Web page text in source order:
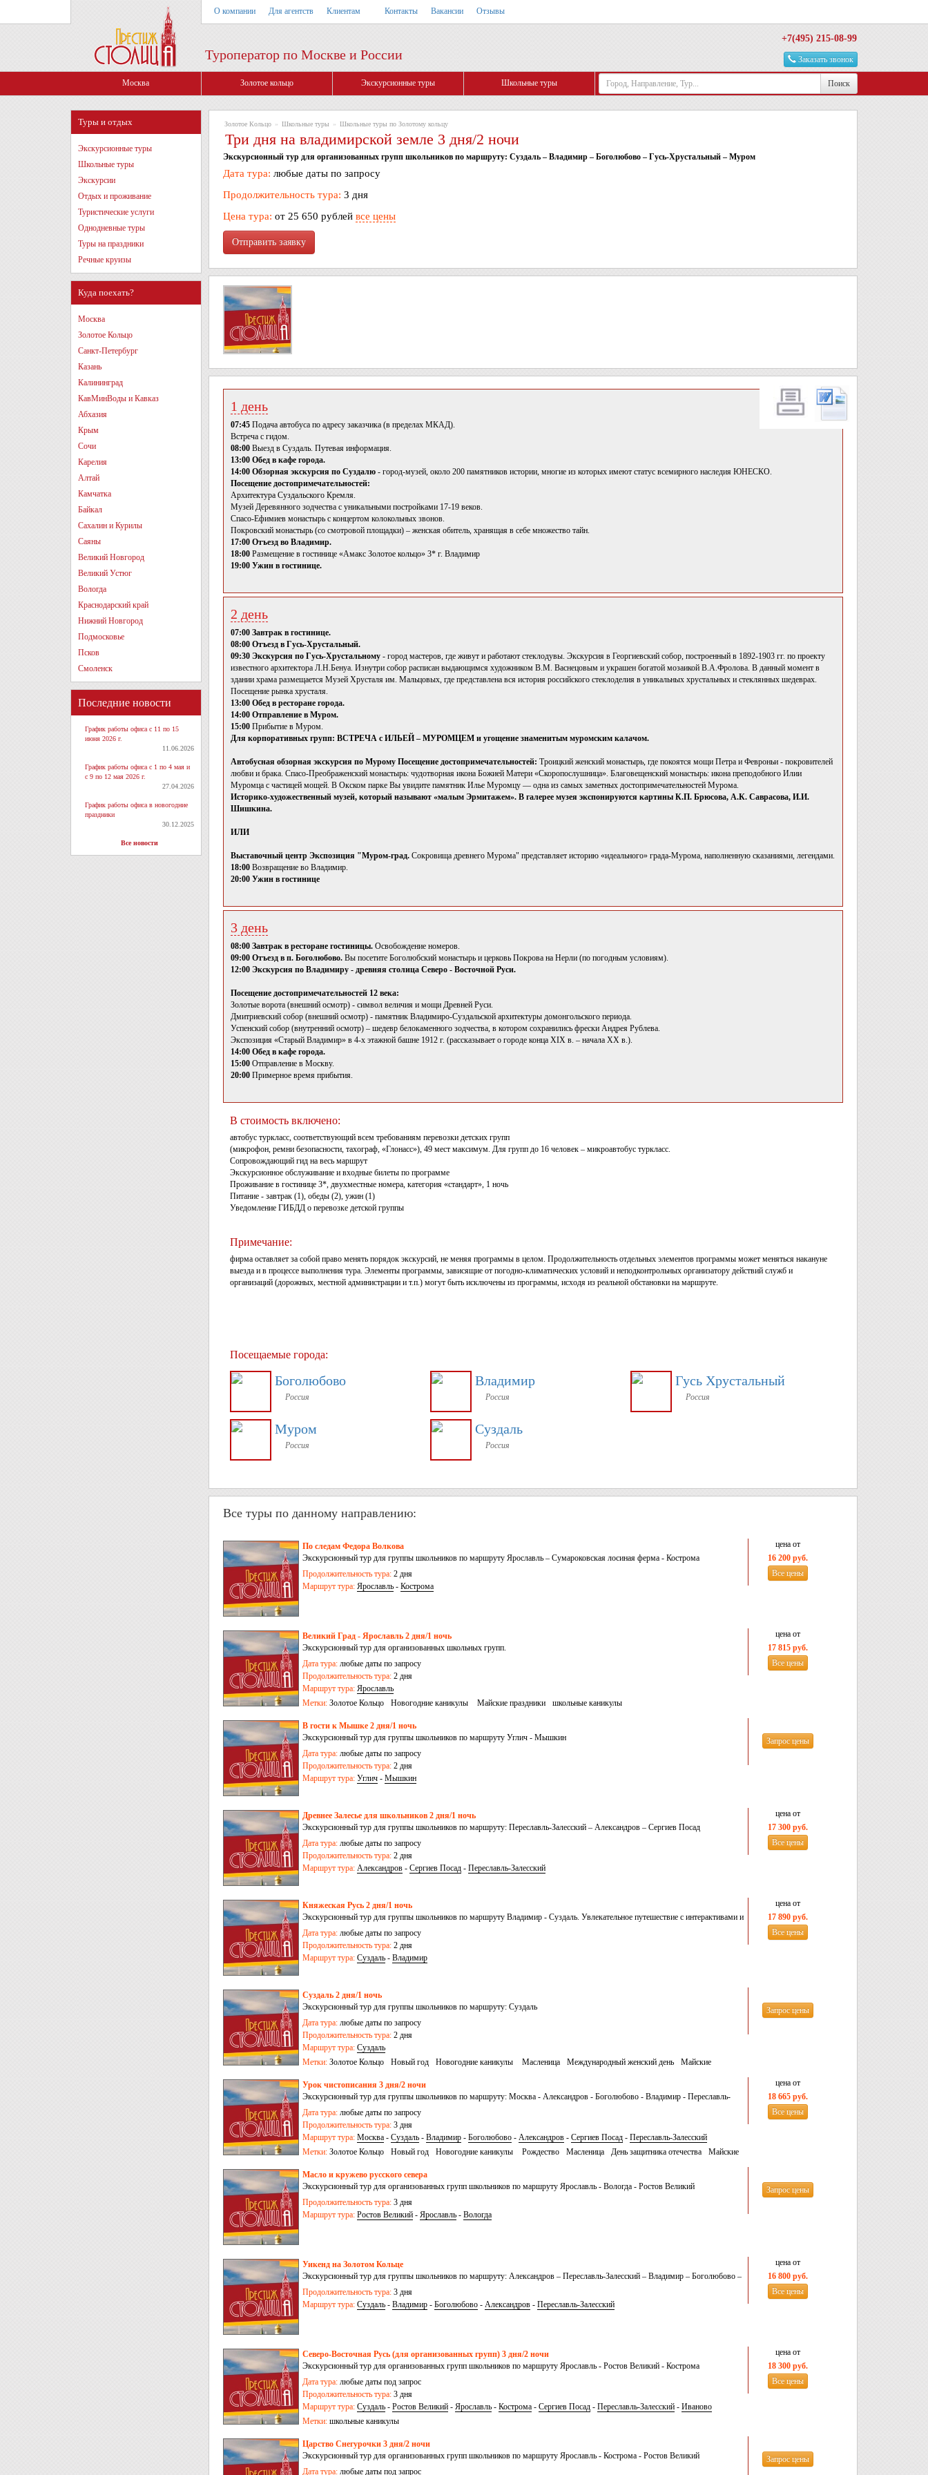
О компании Для агентств Клиентам Контакты Вакансии Отзывы
Туроператор по Москве и России
+7(495) 215-08-99
Заказать звонок
Москва Золотое кольцо Экскурсионные туры Школьные туры Поиск
Туры и отдых
Экскурсионные туры
Школьные туры
Экскурсии
Отдых и проживание
Туристические услуги
Однодневные туры
Туры на праздники
Речные круизы
Куда поехать?
Москва
Золотое Кольцо
Санкт-Петербург
Казань
Калининград
КавМинВоды и Кавказ
Абхазия
Крым
Сочи
Карелия
Алтай
Камчатка
Байкал
Сахалин и Курилы
Саяны
Великий Новгород
Великий Устюг
Вологда
Краснодарский край
Нижний Новгород
Подмосковье
Псков
Смоленск
Последние новости
График работы офиса с 11 по 15
июня 2026 г.
11.06.2026
График работы офиса с 1 по 4 мая и
с 9 по 12 мая 2026 г.
27.04.2026
График работы офиса в новогодние
праздники
30.12.2025
Все новости
Золотое Кольцо » Школьные туры » Школьные туры по Золотому кольцу
Три дня на владимирской земле 3 дня/2 ночи
Экскурсионный тур для организованных групп школьников по маршруту: Суздаль – Владимир – Боголюбово – Гусь-Хрустальный – Муром
Дата тура: любые даты по запросу
Продолжительность тура: 3 дня
Цена тура: от 25 650 рублей все цены
1 день
07:45 Подача автобуса по адресу заказчика (в пределах МКАД).
Встреча с гидом.
08:00 Выезд в Суздаль. Путевая информация.
13:00 Обед в кафе города.
14:00 Обзорная экскурсия по Суздалю - город-музей, около 200 памятников истории, многие из которых имеют статус всемирного наследия ЮНЕСКО.
Посещение достопримечательностей:
Архитектура Суздальского Кремля.
Музей Деревянного зодчества с уникальными постройками 17-19 веков.
Спасо-Ефимиев монастырь с концертом колокольных звонов.
Покровский монастырь (со смотровой площадки) – женская обитель, хранящая в себе множество тайн.
17:00 Отъезд во Владимир.
18:00 Размещение в гостинице «Амакс Золотое кольцо» 3* г. Владимир
19:00 Ужин в гостинице.
2 день
07:00 Завтрак в гостинице.
08:00 Отъезд в Гусь-Хрустальный.
09:30 Экскурсия по Гусь-Хрустальному - город мастеров, где живут и работают стеклодувы. Экскурсия в Георгиевский собор, построенный в 1892-1903 гг. по проекту
известного архитектора Л.Н.Бенуа. Изнутри собор расписан выдающимся художником В.М. Васнецовым и украшен богатой мозаикой В.А.Фролова. В данный момент в
здании храма размещается Музей Хрусталя им. Мальцовых, где представлена вся история российского стеклоделия в уникальных хрустальных и стеклянных шедеврах.
Посещение рынка хрусталя.
13:00 Обед в ресторане города.
14:00 Отправление в Муром.
15:00 Прибытие в Муром.
Для корпоративных групп: ВСТРЕЧА с ИЛЬЕЙ – МУРОМЦЕМ и угощение знаменитым муромским калачом.
Автобусная обзорная экскурсия по Мурому Посещение достопримечательностей: Троицкий женский монастырь, где покоятся мощи Петра и Февроньи - покровителей
любви и брака. Спасо-Преображенский монастырь: чудотворная икона Божией Матери «Скоропослушница». Благовещенский монастырь: икона преподобного Илии
Муромца с частицей мощей. В Окском парке Вы увидите памятник Илье Муромцу — одна из самых заметных достопримечательностей Мурома.
Историко-художественный музей, который называют «малым Эрмитажем». В галерее музея экспонируются картины К.П. Брюсова, А.К. Саврасова, И.И.
Шишкина.
ИЛИ
Выставочный центр Экспозиция "Муром-град. Сокровища древнего Мурома" представляет историю «идеального» града-Мурома, наполненную сказаниями, легендами.
18:00 Возвращение во Владимир.
20:00 Ужин в гостинице
3 день
08:00 Завтрак в ресторане гостиницы. Освобождение номеров.
09:00 Отъезд в п. Боголюбово. Вы посетите Боголюбский монастырь и церковь Покрова на Нерли (по погодным условиям).
12:00 Экскурсия по Владимиру - древняя столица Северо - Восточной Руси.
Посещение достопримечательностей 12 века:
Золотые ворота (внешний осмотр) - символ величия и мощи Древней Руси.
Дмитриевский собор (внешний осмотр) - памятник Владимиро-Суздальской архитектуры домонгольского периода.
Успенский собор (внутренний осмотр) – шедевр белокаменного зодчества, в котором сохранились фрески Андрея Рублева.
Экспозиция «Старый Владимир» в 4-х этажной башне 1912 г. (рассказывает о городе конца XIX в. – начала XX в.).
14:00 Обед в кафе города.
15:00 Отправление в Москву.
20:00 Примерное время прибытия.
В стоимость включено:
автобус туркласс, соответствующий всем требованиям перевозки детских групп
(микрофон, ремни безопасности, тахограф, «Глонасс»), 49 мест максимум. Для групп до 16 человек – микроавтобус туркласс.
Сопровождающий гид на весь маршрут
Экскурсионное обслуживание и входные билеты по программе
Проживание в гостинице 3*, двухместные номера, категория «стандарт», 1 ночь
Питание - завтрак (1), обеды (2), ужин (1)
Уведомление ГИБДД о перевозке детской группы
Примечание:
фирма оставляет за собой право менять порядок экскурсий, не меняя программы в целом. Продолжительность отдельных элементов программы может меняться накануне
выезда и в процессе выполнения тура. Элементы программы, зависящие от погодно-климатических условий и неподконтрольных организатору действий служб и
организаций (дорожных, местной администрации и т.п.) могут быть исключены из программы, исходя из реальной обстановки на маршруте.
Посещаемые города:
Боголюбово
Россия
Владимир
Россия
Гусь Хрустальный
Россия
Муром
Россия
Суздаль
Россия
Все туры по данному направлению:
По следам Федора Волкова
Экскурсионный тур для группы школьников по маршруту Ярославль – Сумароковская лосиная ферма - Кострома
Продолжительность тура: 2 дня
Маршрут тура: Ярославль - Кострома
цена от
16 200 руб.
Все цены
Великий Град - Ярославль 2 дня/1 ночь
Экскурсионный тур для организованных школьных групп.
Дата тура: любые даты по запросу
Продолжительность тура: 2 дня
Маршрут тура: Ярославль
Метки: Золотое Кольцо Новогодние каникулы Майские праздники школьные каникулы
цена от
17 815 руб.
Все цены
В гости к Мышке 2 дня/1 ночь
Экскурсионный тур для группы школьников по маршруту Углич - Мышкин
Дата тура: любые даты по запросу
Продолжительность тура: 2 дня
Маршрут тура: Углич - Мышкин
Запрос цены
Древнее Залесье для школьников 2 дня/1 ночь
Экскурсионный тур для группы школьников по маршруту: Переславль-Залесский – Александров – Сергиев Посад
Дата тура: любые даты по запросу
Продолжительность тура: 2 дня
Маршрут тура: Александров - Сергиев Посад - Переславль-Залесский
цена от
17 300 руб.
Все цены
Княжеская Русь 2 дня/1 ночь
Экскурсионный тур для группы школьников по маршруту Владимир - Суздаль. Увлекательное путешествие с интерактивами и
мастер-классами
Дата тура: любые даты по запросу
Продолжительность тура: 2 дня
Маршрут тура: Суздаль - Владимир
цена от
17 890 руб.
Все цены
Суздаль 2 дня/1 ночь
Экскурсионный тур для группы школьников по маршруту: Суздаль
Дата тура: любые даты по запросу
Продолжительность тура: 2 дня
Маршрут тура: Суздаль
Метки: Золотое Кольцо Новый год Новогодние каникулы Масленица Международный женский день
Майские
Запрос цены
Урок чистописания 3 дня/2 ночи
Экскурсионный тур для группы школьников по маршруту: Москва - Александров - Боголюбово - Владимир - Переславль-
Залесский - Сергиев Посад - Суздаль
Дата тура: любые даты по запросу
Продолжительность тура: 3 дня
Маршрут тура: Москва - Суздаль - Владимир - Боголюбово - Александров - Сергиев Посад - Переславль-Залесский
Метки: Золотое Кольцо Новый год Новогодние каникулы Рождество Масленица День защитника отечества
Майские
цена от
18 665 руб.
Все цены
Масло и кружево русского севера
Экскурсионный тур для организованных групп школьников по маршруту Ярославль - Вологда - Ростов Великий
Продолжительность тура: 3 дня
Маршрут тура: Ростов Великий - Ярославль - Вологда
Запрос цены
Уикенд на Золотом Кольце
Экскурсионный тур для группы школьников по маршруту: Александров – Переславль-Залесский – Владимир – Боголюбово –
Суздаль
Продолжительность тура: 3 дня
Маршрут тура: Суздаль - Владимир - Боголюбово - Александров - Переславль-Залесский
цена от
16 800 руб.
Все цены
Северо-Восточная Русь (для организованных групп) 3 дня/2 ночи
Экскурсионный тур для организованных групп школьников по маршруту Ярославль - Ростов Великий - Кострома
Дата тура: любые даты под запрос
Продолжительность тура: 3 дня
Маршрут тура: Суздаль - Ростов Великий - Ярославль - Кострома - Сергиев Посад - Переславль-Залесский - Иваново
Метки: школьные каникулы
цена от
18 300 руб.
Все цены
Царство Снегурочки 3 дня/2 ночи
Экскурсионный тур для организованных групп школьников по маршруту Ярославль - Кострома - Ростов Великий
Дата тура: любые даты под запрос
Запрос цены